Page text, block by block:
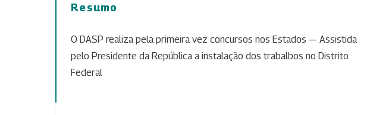
Resumo
O DASP realiza pela primeira vez concursos nos Estados — Assistida
pelo Presidente da República a instalação dos trabalbos no Distrito
Federal